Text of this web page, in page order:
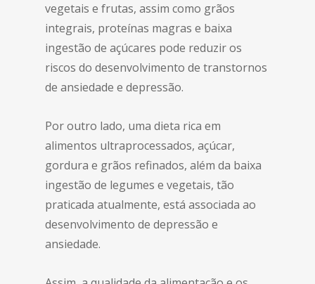
vegetais e frutas, assim como grãos
integrais, proteínas magras e baixa
ingestão de açúcares pode reduzir os
riscos do desenvolvimento de transtornos
de ansiedade e depressão.
Por outro lado, uma dieta rica em
alimentos ultraprocessados, açúcar,
gordura e grãos refinados, além da baixa
ingestão de legumes e vegetais, tão
praticada atualmente, está associada ao
desenvolvimento de depressão e
ansiedade.